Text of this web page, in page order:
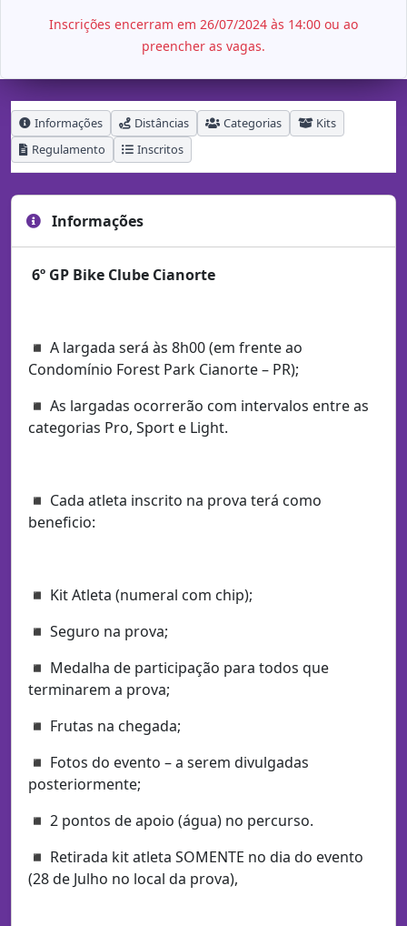
Inscrições encerram em 26/07/2024 às 14:00 ou ao
preencher as vagas.
Informações Distâncias Categorias
Kits
Regulamento
Inscritos
Informações
6º GP Bike Clube Cianorte
◾ A largada será às 8h00 (em frente ao
Condomínio Forest Park Cianorte – PR);
◾ As largadas ocorrerão com intervalos entre as
categorias Pro, Sport e Light.
◾ Cada atleta inscrito na prova terá como
beneficio:
◾ Kit Atleta (numeral com chip);
◾ Seguro na prova;
◾ Medalha de participação para todos que
terminarem a prova;
◾ Frutas na chegada;
◾ Fotos do evento – a serem divulgadas
posteriormente;
◾ 2 pontos de apoio (água) no percurso.
◾ Retirada kit atleta SOMENTE no dia do evento
(28 de Julho no local da prova),